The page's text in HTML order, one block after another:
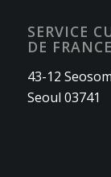
SERVICE
DE
43-12
Seoul 03741